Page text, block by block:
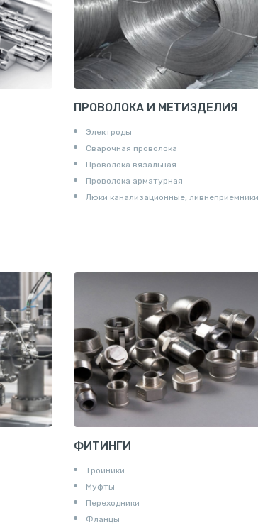
ПРОВОЛОКА И МЕТИЗДЕЛИЯ
Электроды
Сварочная проволока
Проволока вязальная
Проволока арматурная
Люки канализационные, ливнеприемники
ФИТИНГИ
Тройники
Муфты
Переходники
Фланцы